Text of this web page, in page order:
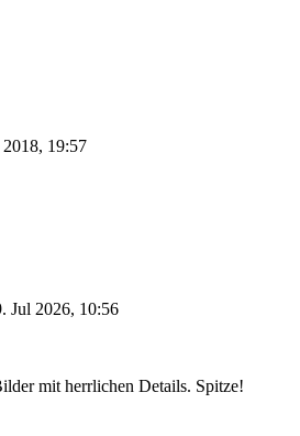
2018, 19:57
Jul 2026, 10:56
mit herrlichen Details. Spitze!